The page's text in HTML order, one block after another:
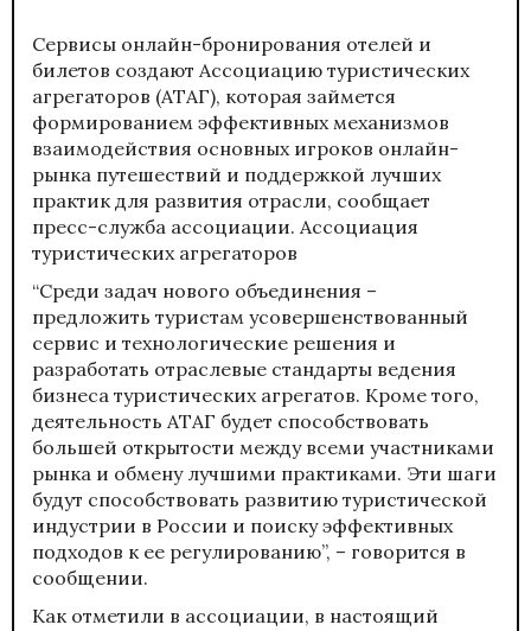
Сервисы онлайн-бронирования отелей и
билетов создают Ассоциацию туристических
агрегаторов (АТАГ), которая займется
формированием эффективных механизмов
взаимодействия основных игроков онлайн-
рынка путешествий и поддержкой лучших
практик для развития отрасли, сообщает
пресс-служба ассоциации. Ассоциация
туристических агрегаторов
“Среди задач нового объединения –
предложить туристам усовершенствованный
сервис и технологические решения и
разработать отраслевые стандарты ведения
бизнеса туристических агрегатов. Кроме того,
деятельность АТАГ будет способствовать
большей открытости между всеми участниками
рынка и обмену лучшими практиками. Эти шаги
будут способствовать развитию туристической
индустрии в России и поиску эффективных
подходов к ее регулированию”, – говорится в
сообщении.
Как отметили в ассоциации, в настоящий